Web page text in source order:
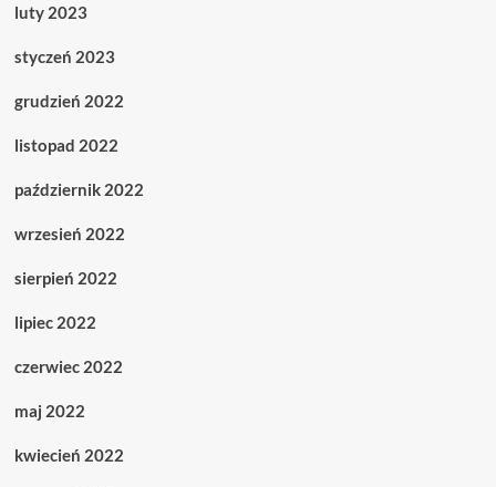
luty 2023
styczeń 2023
grudzień 2022
listopad 2022
październik 2022
wrzesień 2022
sierpień 2022
lipiec 2022
czerwiec 2022
maj 2022
kwiecień 2022